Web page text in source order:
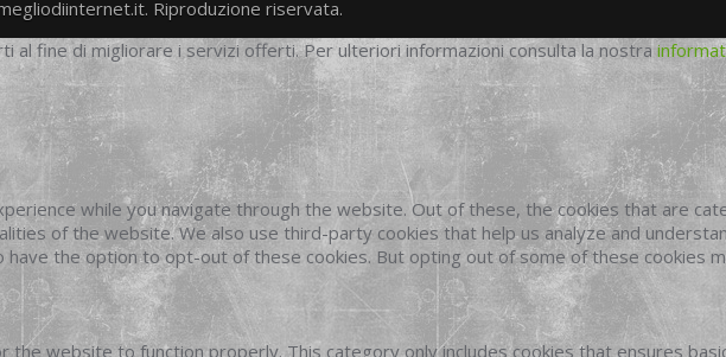
twittergoogleplus
facebook
Riproduzione riservata.
al fine di migliorare i servizi offerti. Per ulteriori informazioni consulta la nostra
while you navigate through the website. Out of these, the cookies that are
of the website. We also use third-party cookies that help us analyze and
have the option to opt-out of these cookies. But opting out of some of these cookies
the website to function properly. This category only includes cookies that ensures